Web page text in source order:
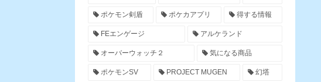
ポケモン剣盾 ポケカアプリ 得する情報
FEエンゲージ アルケランド
オーバーウォッチ２ 気になる商品
ポケモンSV PROJECT MUGEN 幻塔